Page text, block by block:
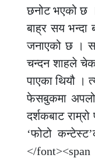
छनोट भएको छ
बाह्र सय भन्दा
जनाएको छ ।
चन्दन शाहले चेक
पाएका थियौ ।
फेसबुकमा
दर्शकबाट
‘फोटो
</